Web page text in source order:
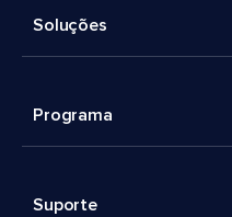
Soluções
Programa
Suporte